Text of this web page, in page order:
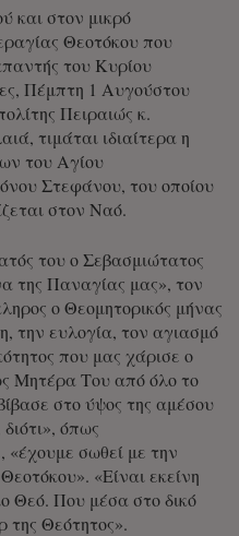
και στον μικρό
Θεοτόκου που
του Κυρίου
Πέμπτη 1 Αυγούστου
Πειραιώς κ.
τιμάται ιδιαίτερα η
του Αγίου
Στεφάνου, του οποίου
στον Ναό.
του ο Σεβασμιώτατος
της Παναγίας μας», τον
ο Θεομητορικός μήνας
την ευλογία, τον αγιασμό
που μας χάρισε ο
Μητέρα Του από όλο το
στο ύψος της αμέσου
όπως
«έχουμε σωθεί με την
«Είναι εκείνη
Θεό. Που μέσα στο δικό
της Θεότητος».